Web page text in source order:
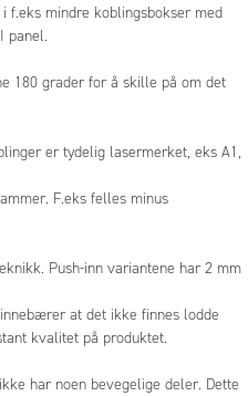
maks./
2 A / 5mA
1 mA
<10 ms
<10 ms
(flerleder/nite) 0,25-1,5 mm²
f.eks mindre koblingsbokser med
panel.
180 grader for å skille på om det
er tydelig lasermerket, eks A1,
F.eks felles minus
Push-inn variantene har 2 mm
at det ikke finnes lodde
kvalitet på produktet.
har noen bevegelige deler. Dette